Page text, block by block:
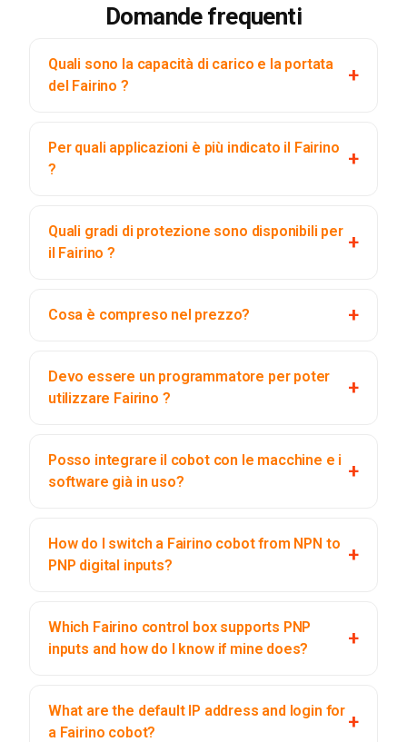
Domande frequenti
Quali sono la capacità di carico e la portata
del Fairino ?
Per quali applicazioni è più indicato il Fairino
?
Quali gradi di protezione sono disponibili per
il Fairino ?
Cosa è compreso nel prezzo?
Devo essere un programmatore per poter
utilizzare Fairino ?
Posso integrare il cobot con le macchine e i
software già in uso?
How do I switch a Fairino cobot from NPN to
PNP digital inputs?
Which Fairino control box supports PNP
inputs and how do I know if mine does?
What are the default IP address and login for
a Fairino cobot?